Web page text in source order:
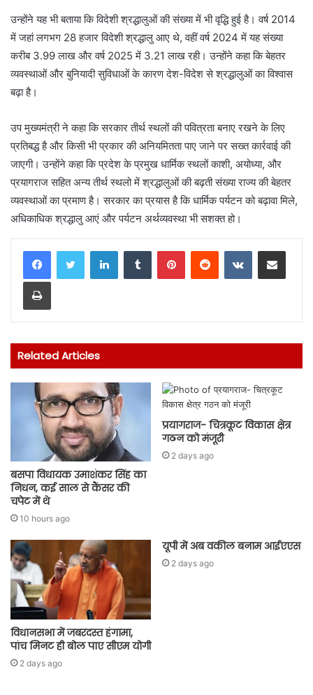
उन्होंने यह भी बताया कि विदेशी श्रद्धालुओं की संख्या में भी वृद्धि हुई है। वर्ष 2014
में जहां लगभग 28 हजार विदेशी श्रद्धालु आए थे, वहीं वर्ष 2024 में यह संख्या
करीब 3.99 लाख और वर्ष 2025 में 3.21 लाख रही। उन्होंने कहा कि बेहतर
व्यवस्थाओं और बुनियादी सुविधाओं के कारण देश-विदेश से श्रद्धालुओं का विश्वास
बढ़ा है।
उप मुख्यमंत्री ने कहा कि सरकार तीर्थ स्थलों की पवित्रता बनाए रखने के लिए
प्रतिबद्ध है और किसी भी प्रकार की अनियमितता पाए जाने पर सख्त कार्रवाई की
जाएगी। उन्होंने कहा कि प्रदेश के प्रमुख धार्मिक स्थलों काशी, अयोध्या, और
प्रयागराज सहित अन्य तीर्थ स्थलो में श्रद्धालुओं की बढ़ती संख्या राज्य की बेहतर
व्यवस्थाओं का प्रमाण है। सरकार का प्रयास है कि धार्मिक पर्यटन को बढ़ावा मिले,
अधिकाधिक श्रद्धालु आएं और पर्यटन अर्थव्यवस्था भी सशक्त हो।
LinkedInTumblr PinterestReddit VKontakteShare via Email
Print
Related Articles
बसपा विधायक उमाशंकर सिंह का
निधन, कई साल से कैंसर की
चपेट में थे
10 hours ago
प्रयागराज- चित्रकूट विकास क्षेत्र
गठन को मंजूरी
2 days ago
विधानसभा में जबरदस्त हंगामा,
पांच मिनट ही बोल पाए सीएम योगी
2 days ago
यूपी में अब वकील बनाम आईएएस
2 days ago